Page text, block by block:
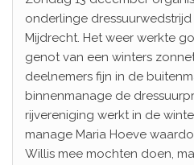
onderlinge dressuurwedstrijd
Mijdrecht. Het weer werkte
genot van een winters
deelnemers fijn in de
binnenmanage de
rijvereniging werkt in de
manage Maria Hoeve
Willis mee mochten doen,